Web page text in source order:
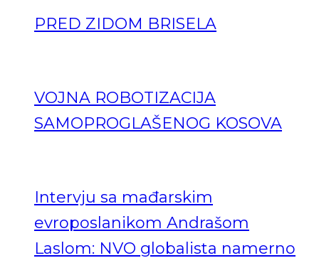
PRED ZIDOM BRISELA
VOJNA ROBOTIZACIJA
SAMOPROGLAŠENOG KOSOVA
Intervju sa mađarskim
evroposlanikom Andrašom
Laslom: NVO globalista namerno